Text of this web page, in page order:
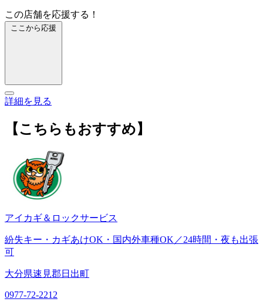
この店舗を応援する！
ここから応援
詳細を見る
【こちらもおすすめ】
アイカギ＆ロックサービス
紛失キー・カギあけOK・国内外車種OK／24時間・夜も出張
可
大分県速見郡日出町
0977-72-2212